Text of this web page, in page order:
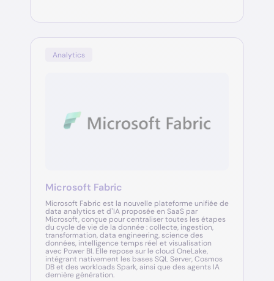
Analytics
Microsoft Fabric
Microsoft Fabric est la nouvelle plateforme unifiée de
data analytics et d’IA proposée en SaaS par
Microsoft, conçue pour centraliser toutes les étapes
du cycle de vie de la donnée : collecte, ingestion,
transformation, data engineering, science des
données, intelligence temps réel et visualisation
avec Power BI. Elle repose sur le cloud OneLake,
intégrant nativement les bases SQL Server, Cosmos
DB et des workloads Spark, ainsi que des agents IA
dernière génération.